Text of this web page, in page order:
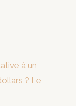
à un
? Le